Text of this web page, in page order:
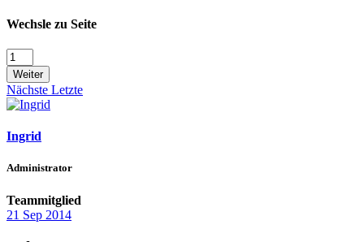
Wechsle zu Seite
Weiter
Nächste Letzte
Ingrid
Administrator
Teammitglied
21 Sep 2014